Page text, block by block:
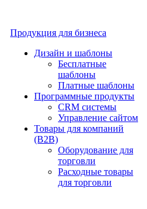
Продукция для бизнеса
Дизайн и шаблоны
Бесплатные
шаблоны
Платные шаблоны
Программные продукты
CRM системы
Управление сайтом
Товары для компаний
(B2B)
Оборудование для
торговли
Расходные товары
для торговли